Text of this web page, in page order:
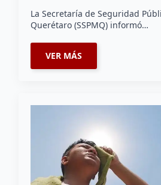
La Secretaría de Seguridad
Querétaro (SSPMQ) informó…
VER MÁS